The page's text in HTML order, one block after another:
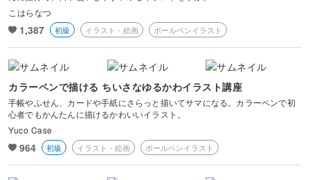
こはらなつ
1,387 初級 イラスト・絵画 ボールペンイラスト
カラーペンで描ける ちいさなゆるかわイラスト講座
手帳やふせん、カードや手紙にさらっと描いてサマになる。カラーペンで初
心者でもかんたんに描けるかわいいイラスト。
Yuco Case
964 初級 イラスト・絵画 ボールペンイラスト